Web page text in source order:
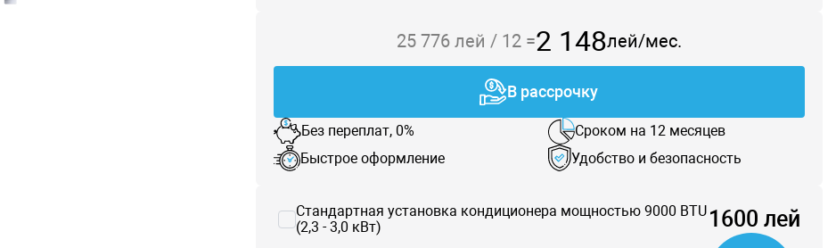
25 776 лей / 12=2 148лей/мес.
В рассрочку
Без переплат, 0%
Сроком на 12 месяцев
Быстрое оформление
Удобство и безопасность
Стандартная установка кондиционера мощностью 9000 BTU
(2,3 - 3,0 кВт)
1600 лей